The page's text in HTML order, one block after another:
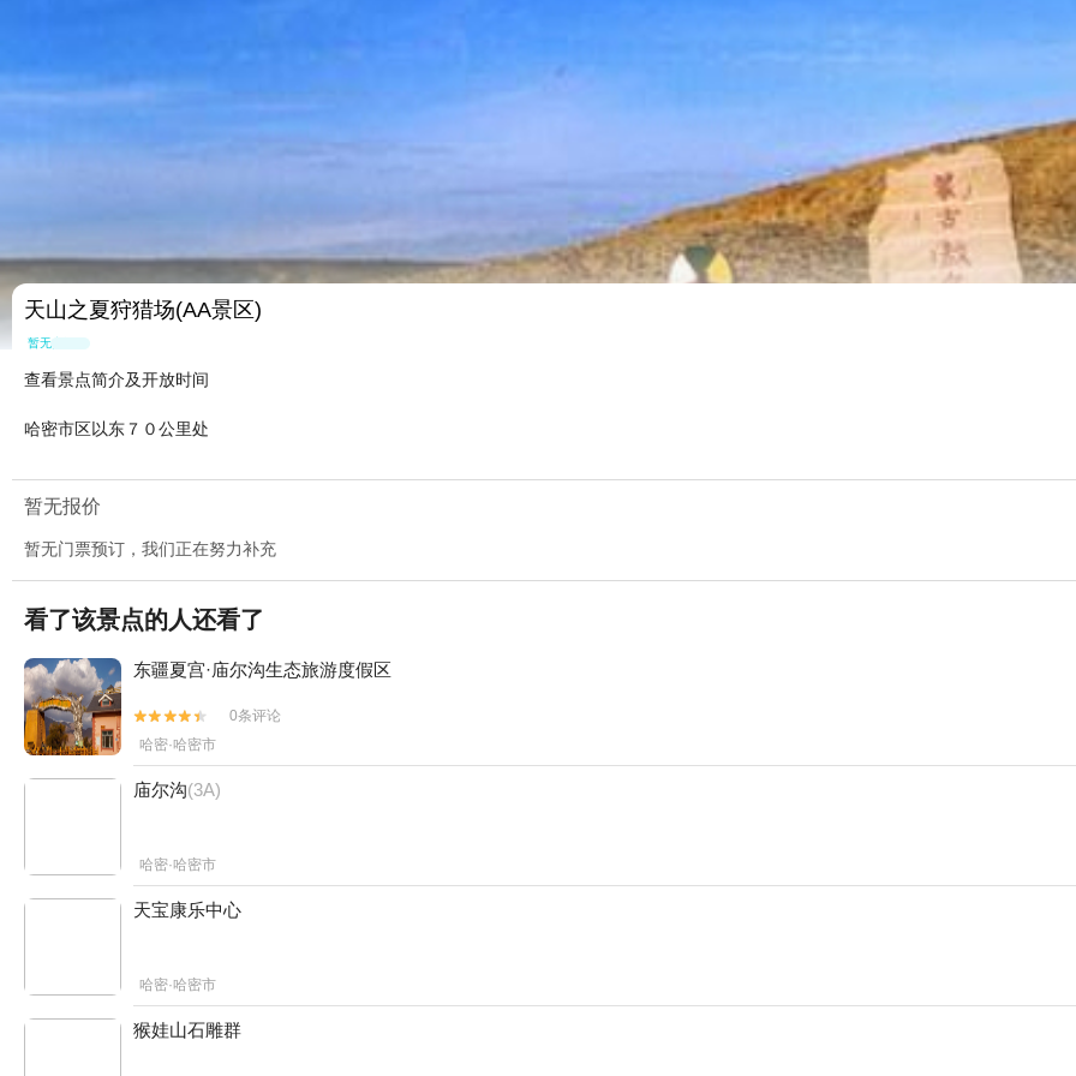
天山之夏狩猎场(AA景区)
暂无点评
查看景点简介及开放时间
哈密市区以东７０公里处
暂无报价
暂无门票预订，我们正在努力补充
看了该景点的人还看了
东疆夏宫·庙尔沟生态旅游度假区


0条评论
哈密·哈密市
庙尔沟(3A)
哈密·哈密市
天宝康乐中心
哈密·哈密市
猴娃山石雕群